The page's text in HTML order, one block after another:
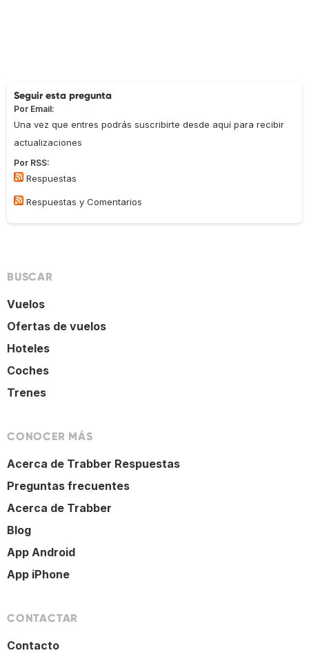
Seguir esta pregunta
Por Email:
Una vez que entres podrás suscribirte desde aquí para recibir
actualizaciones
Por RSS:
Respuestas
Respuestas y Comentarios
BUSCAR
Vuelos
Ofertas de vuelos
Hoteles
Coches
Trenes
CONOCER MÁS
Acerca de Trabber Respuestas
Preguntas frecuentes
Acerca de Trabber
Blog
App Android
App iPhone
CONTACTAR
Contacto